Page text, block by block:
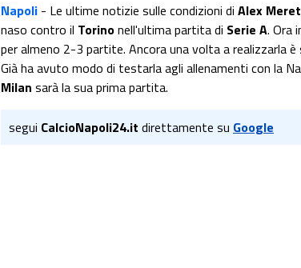
Napoli - Le ultime notizie sulle condizioni di Alex Meret
naso contro il Torinonell'ultima partita di Serie A. Ora
per almeno 2-3 partite. Ancora una volta a realizzarla
Già ha avuto modo di testarla agli allenamenti con la
Milan sarà la sua prima partita.
segui CalcioNapoli24.it direttamente su Google